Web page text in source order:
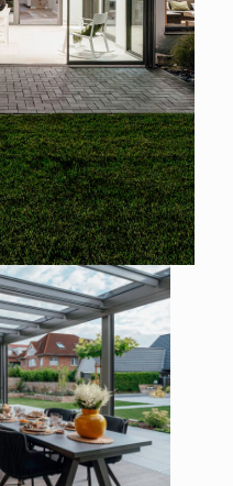
powered by WPCookiePro